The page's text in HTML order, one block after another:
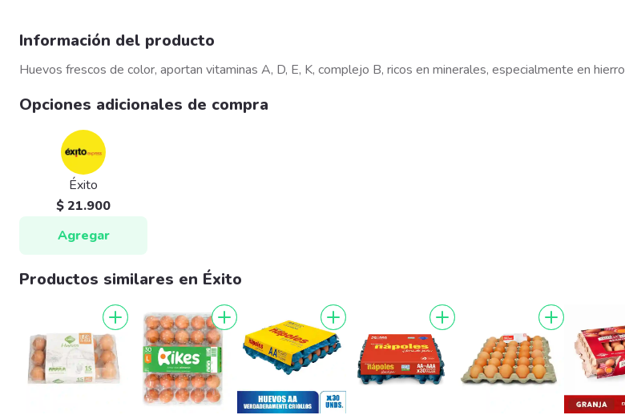
Información del producto
Huevos frescos de color, aportan vitaminas A, D, E, K, complejo B, ricos en minerales, especialmente en hierro
Opciones adicionales de compra
Éxito
$ 21.900
Agregar
Productos similares en Éxito